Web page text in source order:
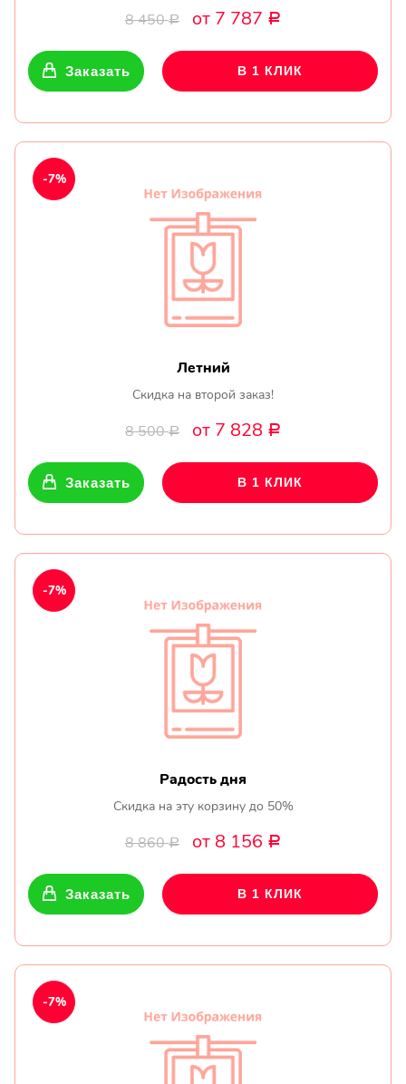
8 450Р от 7 787 Р
Заказать В 1 КЛИК
Летний
Скидка на второй заказ!
8 500Р от 7 828 Р
-7%
Заказать В 1 КЛИК
Радость дня
Скидка на эту корзину до 50%
8 860Р от 8 156 Р
-7%
Заказать В 1 КЛИК
-7%